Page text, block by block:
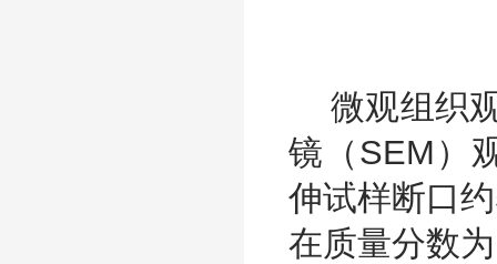
微观组织观
镜（SEM）
伸试样断口
在质量分数